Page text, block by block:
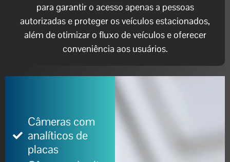
para garantir o acesso apenas a pessoas
autorizadas e proteger os veículos estacionados,
além de otimizar o fluxo de veículos e oferecer
conveniência aos usuários.
Câmeras com
analíticos de
placas